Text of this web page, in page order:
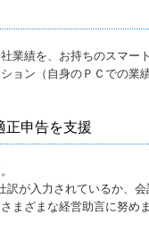
業績を、お持ちのスマー
ョン（自身のＰＣでの業
正申告を支援
が入力されているか、
まざまな経営助言に努め